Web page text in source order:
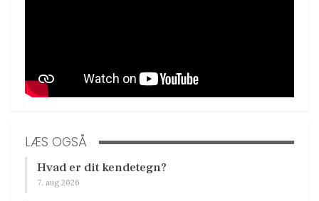
LÆS OGSÅ
Hvad er dit kendetegn?
7. aug 2026